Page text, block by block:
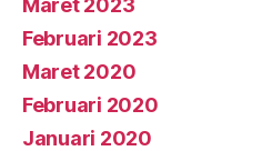
Februari 2023
Maret 2020
Februari 2020
Januari 2020